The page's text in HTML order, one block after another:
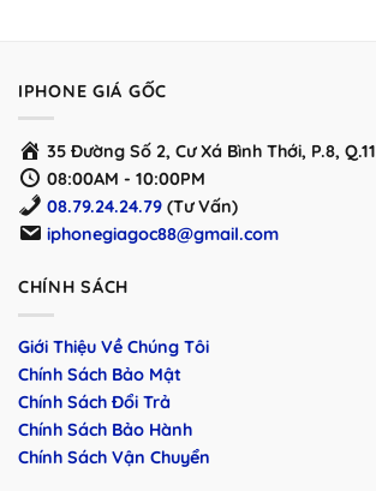
IPHONE GIÁ GỐC
35 Đường Số 2, Cư Xá Bình Thới, P.8, Q.11
08:00AM - 10:00PM
08.79.24.24.79 (Tư Vấn)
iphonegiagoc88@gmail.com
CHÍNH SÁCH
Giới Thiệu Về Chúng Tôi
Chính Sách Bảo Mật
Chính Sách Đổi Trả
Chính Sách Bảo Hành
Chính Sách Vận Chuyển